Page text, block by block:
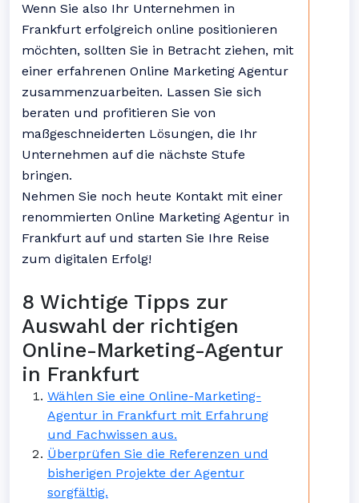
Wenn Sie also Ihr Unternehmen in
Frankfurt erfolgreich online positionieren
möchten, sollten Sie in Betracht ziehen, mit
einer erfahrenen Online Marketing Agentur
zusammenzuarbeiten. Lassen Sie sich
beraten und profitieren Sie von
maßgeschneiderten Lösungen, die Ihr
Unternehmen auf die nächste Stufe
bringen.
Nehmen Sie noch heute Kontakt mit einer
renommierten Online Marketing Agentur in
Frankfurt auf und starten Sie Ihre Reise
zum digitalen Erfolg!
8 Wichtige Tipps zur
Auswahl der richtigen
Online-Marketing-Agentur
in Frankfurt
Wählen Sie eine Online-Marketing-
Agentur in Frankfurt mit Erfahrung
und Fachwissen aus.
Überprüfen Sie die Referenzen und
bisherigen Projekte der Agentur
sorgfältig.